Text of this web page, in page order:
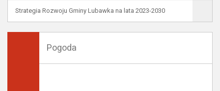
Strategia Rozwoju Gminy Lubawka na lata 2023-2030
Pogoda